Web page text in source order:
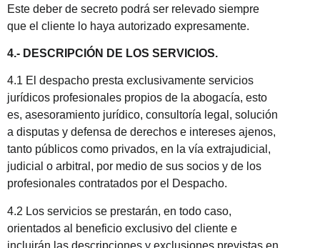
Este deber de secreto podrá ser relevado siempre
que el cliente lo haya autorizado expresamente.
4.- DESCRIPCIÓN DE LOS SERVICIOS.
4.1 El despacho presta exclusivamente servicios
jurídicos profesionales propios de la abogacía, esto
es, asesoramiento jurídico, consultoría legal, solución
a disputas y defensa de derechos e intereses ajenos,
tanto públicos como privados, en la vía extrajudicial,
judicial o arbitral, por medio de sus socios y de los
profesionales contratados por el Despacho.
4.2 Los servicios se prestarán, en todo caso,
orientados al beneficio exclusivo del cliente e
incluirán las descripciones y exclusiones previstas en